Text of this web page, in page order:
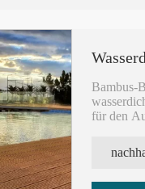
Bambus-
für den
Aus